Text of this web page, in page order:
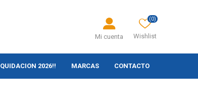
Mi cuenta Wishlist
(0)
2026!! MARCAS CONTACTO